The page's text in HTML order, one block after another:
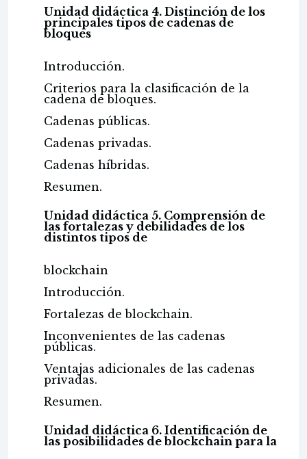
Unidad didáctica 4. Distinción de los
principales tipos de cadenas de
bloques
Introducción.
Criterios para la clasificación de la
cadena de bloques.
Cadenas públicas.
Cadenas privadas.
Cadenas híbridas.
Resumen.
Unidad didáctica 5. Comprensión de
las fortalezas y debilidades de los
distintos tipos de
blockchain
Introducción.
Fortalezas de blockchain.
Inconvenientes de las cadenas
públicas.
Ventajas adicionales de las cadenas
privadas.
Resumen.
Unidad didáctica 6. Identificación de
las posibilidades de blockchain para la